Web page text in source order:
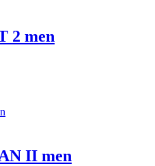
2 men
II men